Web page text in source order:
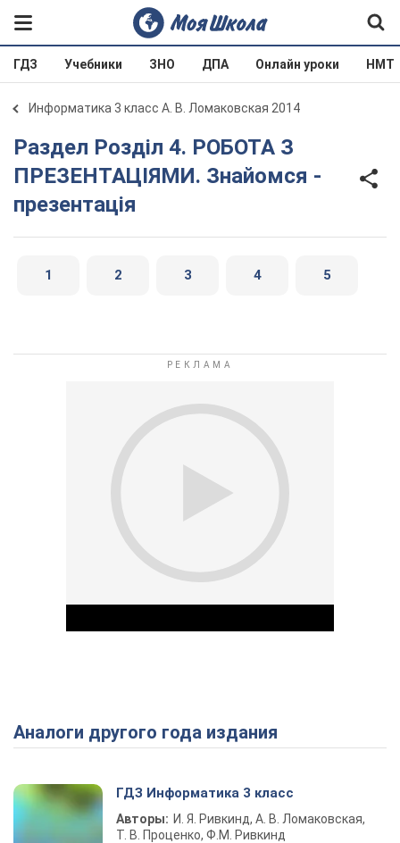
ГДЗ Учебники ЗНО ДПА Онлайн уроки НМТ
Информатика 3 класс А. В. Ломаковская 2014
Раздел Розділ 4. РОБОТА З
ПРЕЗЕНТАЦІЯМИ. Знайомся -
презентація
1 2 3 4 5
Play Video
Аналоги другого года издания
ГДЗ Информатика 3 класс
Авторы: И. Я. Ривкинд, А. В. Ломаковская,
Т. В. Проценко, Ф.М. Ривкинд